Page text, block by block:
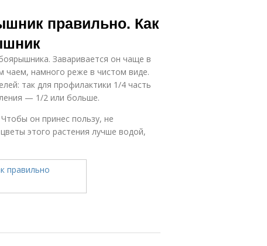
правильно. Как
Заваривается он чаще в
чаем, намного реже в чистом виде.
так для профилактики 1/4 часть
— 1/2 или больше.
он принес пользу, не
этого растения лучше водой,